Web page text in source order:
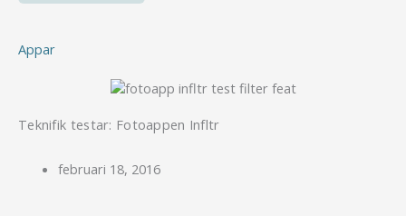
Appar
Teknifik testar: Fotoappen Infltr
februari 18, 2016